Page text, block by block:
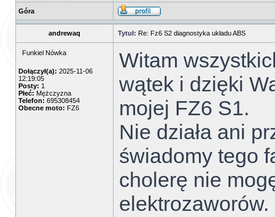
Góra
andrewaq Tytuł: Re: Fz6 S2 diagnostyka układu ABS
Funkiel Nówka
Dołączył(a): 2025-11-06
12:19:05
Posty: 1
Płeć: Mężczyzna
Telefon: 695308454
Obecne moto: FZ6
Witam
wątek i dzięki
mojej FZ6 S1.
Nie działa ani
świadomy tego
cholerę nie
elektrozaworów.